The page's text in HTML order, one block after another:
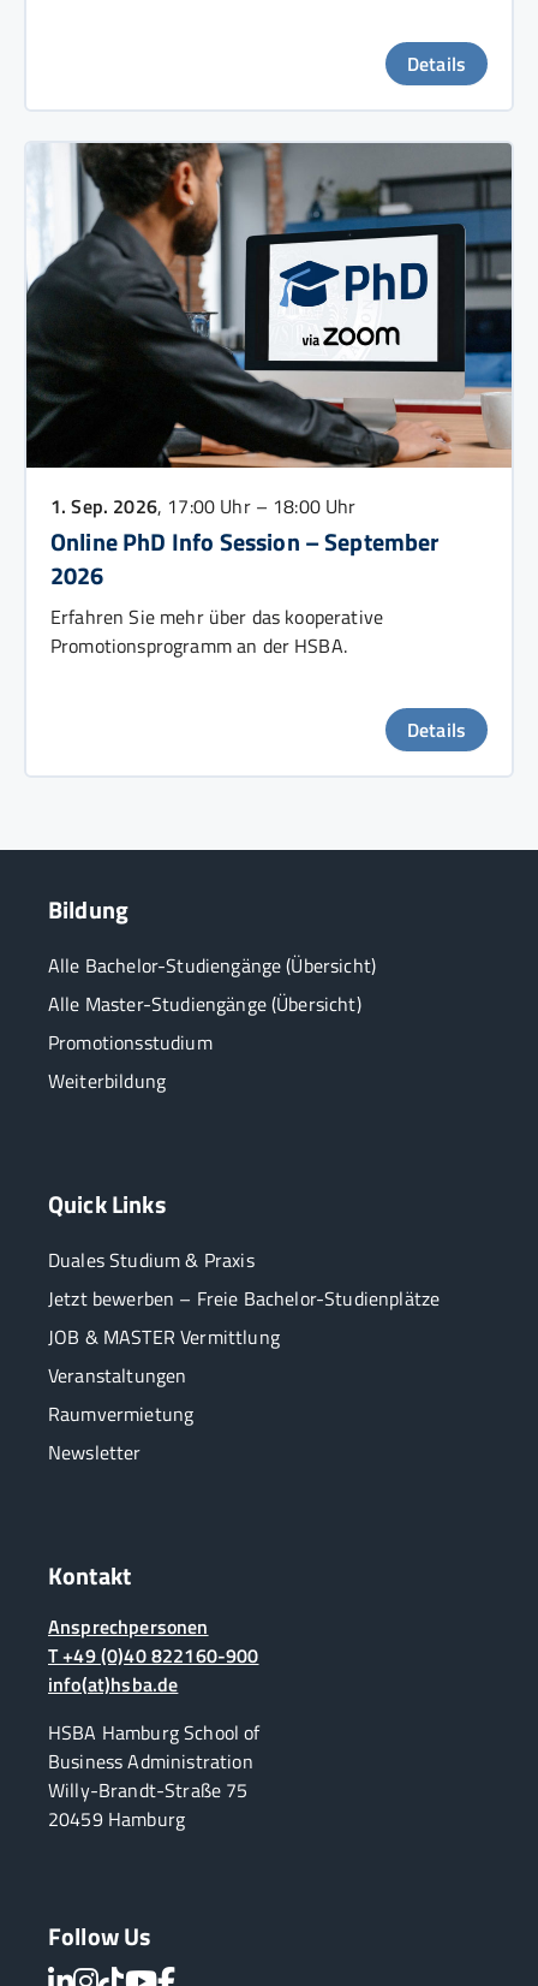
Details
1. Sep. 2026, 17:00 Uhr – 18:00 Uhr
Online PhD Info Session – September
2026
Erfahren Sie mehr über das kooperative
Promotionsprogramm an der HSBA.
Details
Bildung
Alle Bachelor-Studiengänge (Übersicht)
Alle Master-Studiengänge (Übersicht)
Promotionsstudium
Weiterbildung
Quick Links
Duales Studium & Praxis
Jetzt bewerben – Freie Bachelor-Studienplätze
JOB & MASTER Vermittlung
Veranstaltungen
Raumvermietung
Newsletter
Kontakt
Ansprechpersonen
T +49 (0)40 822160-900
info(at)hsba.de
HSBA Hamburg School of
Business Administration
Willy-Brandt-Straße 75
20459 Hamburg
Follow Us